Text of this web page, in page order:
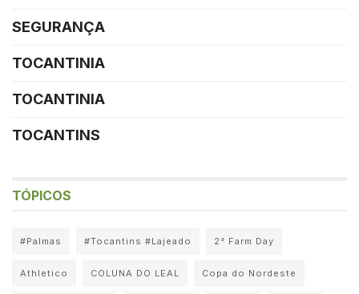
SEGURANÇA
TOCANTINIA
TOCANTINIA
TOCANTINS
TÓPICOS
#Palmas #Tocantins #Lajeado 2° Farm Day
Athletico COLUNA DO LEAL Copa do Nordeste